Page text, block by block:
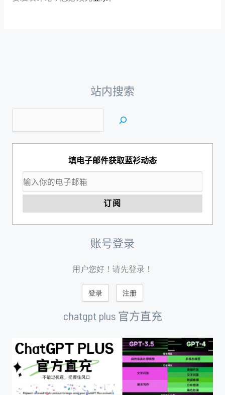
站内搜索
填电子邮件获取蓝衫动态
账号登录
用户您好！请先登录！
登录 注册
chatgpt plus 官方直充